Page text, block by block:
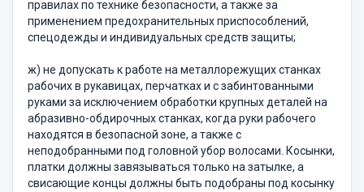
правилах по технике безопасности, а также за
применением предохранительных приспособлений,
спецодежды и индивидуальных средств защиты;
ж) не допускать к работе на металлорежущих станках
рабочих в рукавицах, перчатках и с забинтованными
руками за исключением обработки крупных деталей на
абразивно-обдирочных станках, когда руки рабочего
находятся в безопасной зоне, а также с
неподобранными под головной убор волосами. Косынки,
платки должны завязываться только на затылке, а
свисающие концы должны быть подобраны под косынку